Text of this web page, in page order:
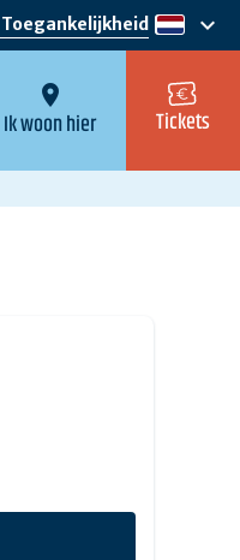
Toegankelijkheid nl
keyboard_arrow_down
location_on
Ik woon hier Tickets